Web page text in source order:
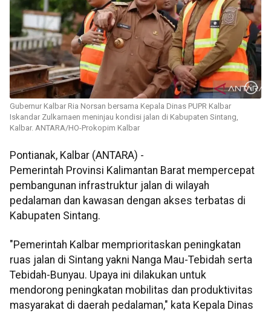
Gubernur Kalbar Ria Norsan bersama Kepala Dinas PUPR Kalbar
Iskandar Zulkarnaen meninjau kondisi jalan di Kabupaten Sintang,
Kalbar. ANTARA/HO-Prokopim Kalbar
Pontianak, Kalbar (ANTARA) -
Pemerintah Provinsi Kalimantan Barat mempercepat
pembangunan infrastruktur jalan di wilayah
pedalaman dan kawasan dengan akses terbatas di
Kabupaten Sintang.
"Pemerintah Kalbar memprioritaskan peningkatan
ruas jalan di Sintang yakni Nanga Mau-Tebidah serta
Tebidah-Bunyau. Upaya ini dilakukan untuk
mendorong peningkatan mobilitas dan produktivitas
masyarakat di daerah pedalaman," kata Kepala Dinas